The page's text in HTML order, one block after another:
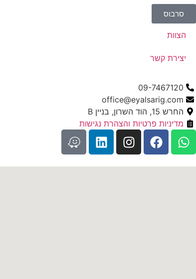
סרבוס
הצוות
יצירת קשר
09-7467120
office@eyalsarig.com
החרש 15, הוד השרון, בניין B
מדיניות פרטיות והצהרת נגישות